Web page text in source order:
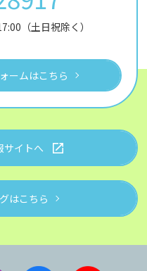
（土日祝除く）
ームはこちら
サイトへ
はこちら